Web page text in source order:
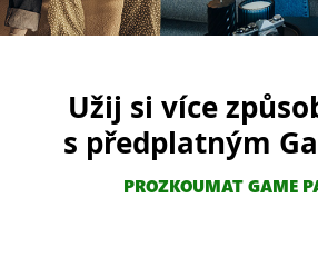
Užij si více
s předplatným
PROZKOUMAT GAME